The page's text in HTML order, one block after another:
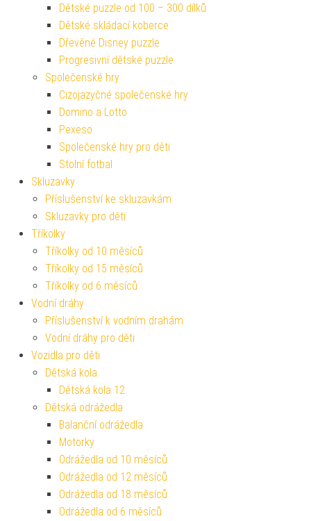
Dětské puzzle od 100 – 300 dílků
Dětské skládací koberce
Dřevěné Disney puzzle
Progresivní dětské puzzle
Společenské hry
Cizojazyčné společenské hry
Domino a Lotto
Pexeso
Společenské hry pro děti
Stolní fotbal
Skluzavky
Příslušenství ke skluzavkám
Skluzavky pro děti
Tříkolky
Tříkolky od 10 měsíců
Tříkolky od 15 měsíců
Tříkolky od 6 měsíců
Vodní dráhy
Příslušenství k vodním drahám
Vodní dráhy pro děti
Vozidla pro děti
Dětská kola
Dětská kola 12
Dětská odrážedla
Balanční odrážedla
Motorky
Odrážedla od 10 měsíců
Odrážedla od 12 měsíců
Odrážedla od 18 měsíců
Odrážedla od 6 měsíců